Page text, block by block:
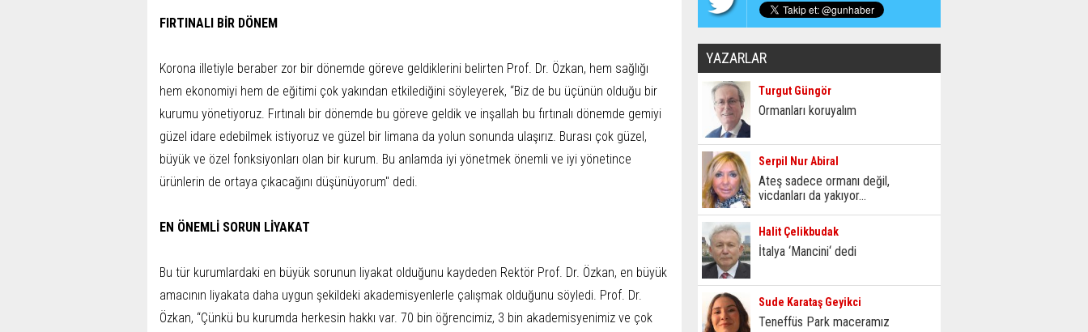
FIRTINALI BİR DÖNEM
Korona illetiyle beraber zor bir dönemde göreve geldiklerini belirten Prof. Dr. Özkan, hem sağlığı
hem ekonomiyi hem de eğitimi çok yakından etkilediğini söyleyerek, “Biz de bu üçünün olduğu bir
kurumu yönetiyoruz. Fırtınalı bir dönemde bu göreve geldik ve inşallah bu fırtınalı dönemde gemiyi
güzel idare edebilmek istiyoruz ve güzel bir limana da yolun sonunda ulaşırız. Burası çok güzel,
büyük ve özel fonksiyonları olan bir kurum. Bu anlamda iyi yönetmek önemli ve iyi yönetince
ürünlerin de ortaya çıkacağını düşünüyorum" dedi.
EN ÖNEMLİ SORUN LİYAKAT
Bu tür kurumlardaki en büyük sorunun liyakat olduğunu kaydeden Rektör Prof. Dr. Özkan, en büyük
amacının liyakata daha uygun şekildeki akademisyenlerle çalışmak olduğunu söyledi. Prof. Dr.
Özkan, “Çünkü bu kurumda herkesin hakkı var. 70 bin öğrencimiz, 3 bin akademisyenimiz ve çok
YAZARLAR
Turgut Güngör
Ormanları koruyalım
Serpil Nur Abiral
Ateş sadece ormanı değil,
vicdanları da yakıyor...
Halit Çelikbudak
İtalya ‘Mancini‘ dedi
Sude Karataş Geyikci
Teneffüs Park maceramız